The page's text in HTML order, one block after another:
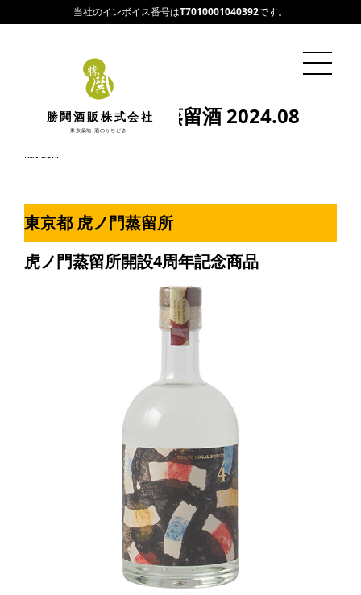
当社のインボイス番号はT7010001040392です。
勝鬨酒販株式会社
東京築地 酒のかちどき
今月のおすすめ蒸留酒 2024.08
katidoki
東京都 虎ノ門蒸留所
虎ノ門蒸留所開設4周年記念商品